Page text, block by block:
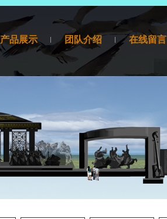
产品展示 团队介绍 在线留言